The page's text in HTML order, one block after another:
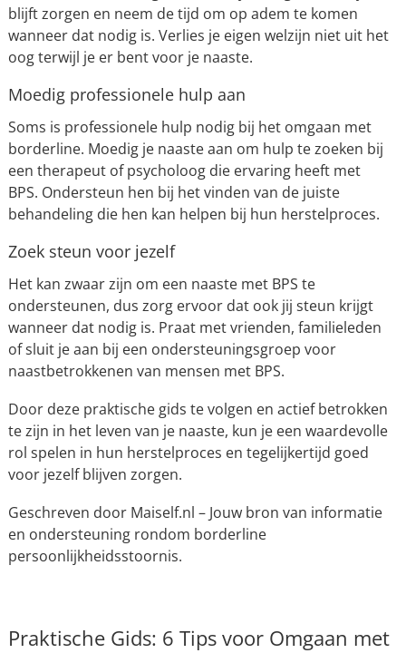
blijft zorgen en neem de tijd om op adem te komen
wanneer dat nodig is. Verlies je eigen welzijn niet uit het
oog terwijl je er bent voor je naaste.
Moedig professionele hulp aan
Soms is professionele hulp nodig bij het omgaan met
borderline. Moedig je naaste aan om hulp te zoeken bij
een therapeut of psycholoog die ervaring heeft met
BPS. Ondersteun hen bij het vinden van de juiste
behandeling die hen kan helpen bij hun herstelproces.
Zoek steun voor jezelf
Het kan zwaar zijn om een naaste met BPS te
ondersteunen, dus zorg ervoor dat ook jij steun krijgt
wanneer dat nodig is. Praat met vrienden, familieleden
of sluit je aan bij een ondersteuningsgroep voor
naastbetrokkenen van mensen met BPS.
Door deze praktische gids te volgen en actief betrokken
te zijn in het leven van je naaste, kun je een waardevolle
rol spelen in hun herstelproces en tegelijkertijd goed
voor jezelf blijven zorgen.
Geschreven door Maiself.nl – Jouw bron van informatie
en ondersteuning rondom borderline
persoonlijkheidsstoornis.
Praktische Gids: 6 Tips voor Omgaan met